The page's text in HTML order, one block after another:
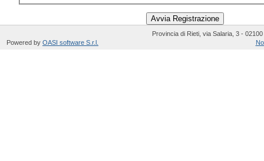
Provincia di Rieti, via Salaria, 3 - 02100
Powered by OASI software S.r.l.